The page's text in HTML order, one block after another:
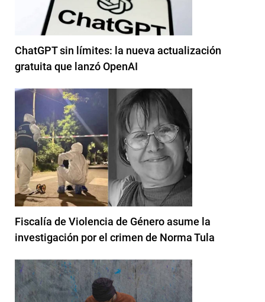
ChatGPT sin límites: la nueva actualización
gratuita que lanzó OpenAI
Fiscalía de Violencia de Género asume la
investigación por el crimen de Norma Tula